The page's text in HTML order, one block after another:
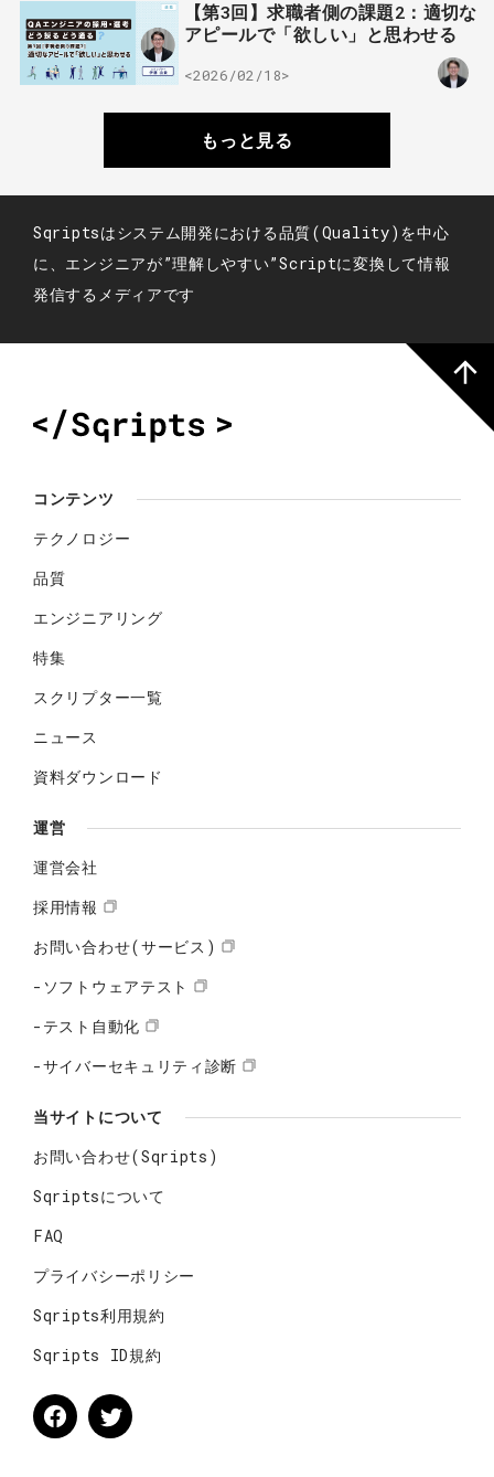
【第3回】求職者側の課題2：適切な
アピールで「欲しい」と思わせる
<2026/02/18>
もっと見る
Sqriptsはシステム開発における品質(Quality)を中心
に、エンジニアが”理解しやすい”Scriptに変換して情報
発信するメディアです
コンテンツ
テクノロジー
品質
エンジニアリング
特集
スクリプター一覧
ニュース
資料ダウンロード
運営
運営会社
採用情報
お問い合わせ(サービス)
-ソフトウェアテスト
-テスト自動化
-サイバーセキュリティ診断
当サイトについて
お問い合わせ(Sqripts)
Sqriptsについて
FAQ
プライバシーポリシー
Sqripts利用規約
Sqripts ID規約